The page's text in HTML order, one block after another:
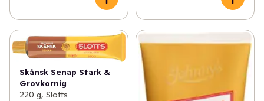
✓ Senap & ketchup (58)
✓ Flingor, müsli & gröt
✓ Hp-Sås (1)
Skånsk Senap Stark &
Grovkornig
220 g, Slotts